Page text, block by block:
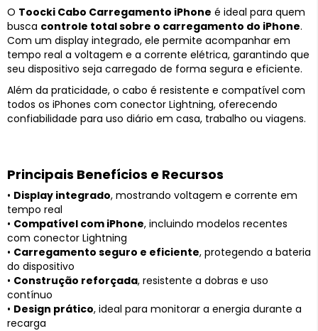
O Toocki Cabo Carregamento iPhone é ideal para quem
busca controle total sobre o carregamento do iPhone.
Com um display integrado, ele permite acompanhar em
tempo real a voltagem e a corrente elétrica, garantindo que
seu dispositivo seja carregado de forma segura e eficiente.
Além da praticidade, o cabo é resistente e compatível com
todos os iPhones com conector Lightning, oferecendo
confiabilidade para uso diário em casa, trabalho ou viagens.
Principais Benefícios e Recursos
• Display integrado, mostrando voltagem e corrente em
tempo real
• Compatível com iPhone, incluindo modelos recentes
com conector Lightning
• Carregamento seguro e eficiente, protegendo a bateria
do dispositivo
• Construção reforçada, resistente a dobras e uso
contínuo
• Design prático, ideal para monitorar a energia durante a
recarga